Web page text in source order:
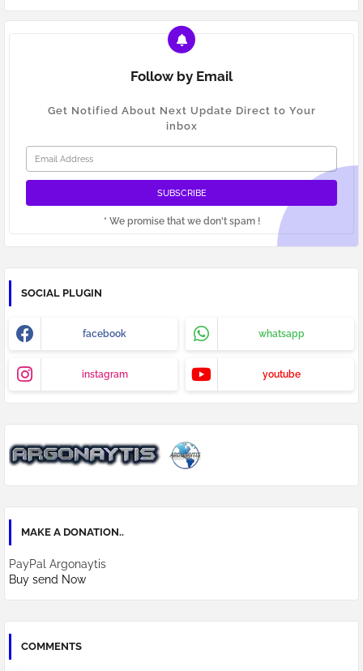
Follow by Email
Get Notified About Next Update Direct to Your
inbox
* We promise that we don't spam !
SOCIAL PLUGIN
facebook whatsapp
instagram youtube
MAKE A DONATION..
PayPal Argonaytis
Buy send Now
COMMENTS